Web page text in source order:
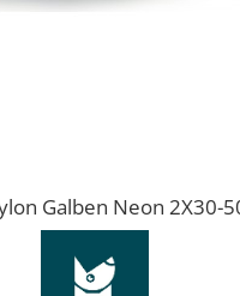
Galben Neon 2X30-